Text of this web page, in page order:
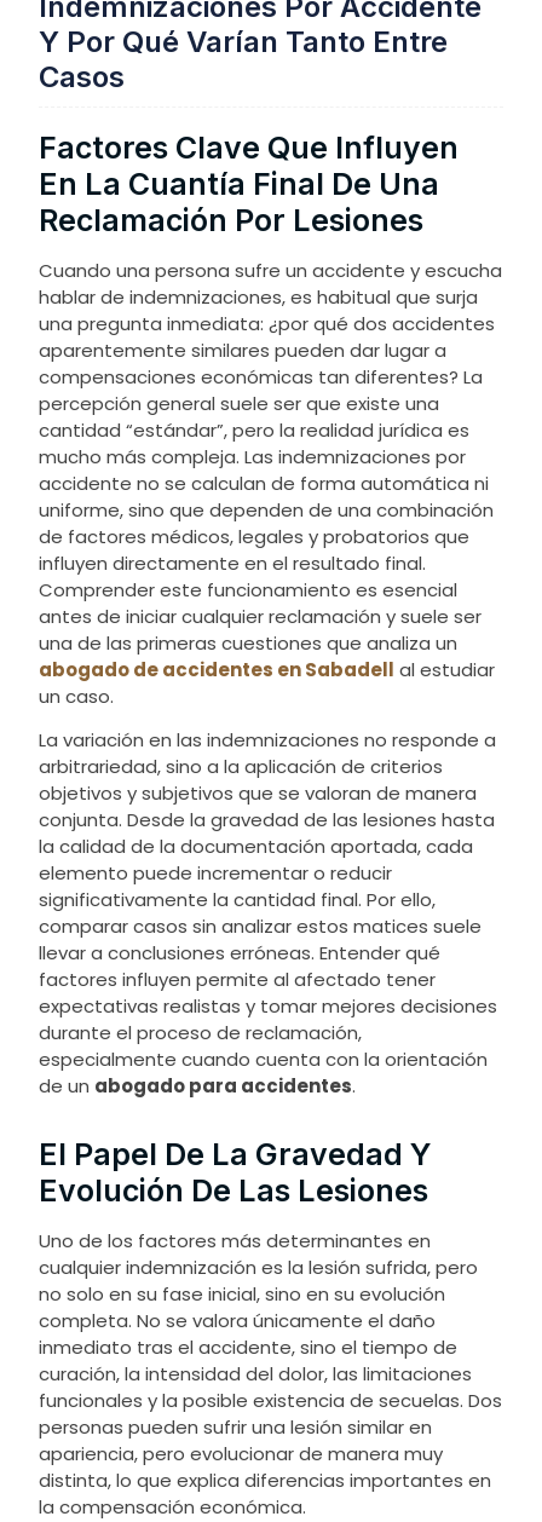
Y Por Qué Varían Tanto Entre
Casos
Factores Clave Que Influyen
En La Cuantía Final De Una
Reclamación Por Lesiones
Cuando una persona sufre un accidente y escucha
hablar de indemnizaciones, es habitual que surja
una pregunta inmediata: ¿por qué dos accidentes
aparentemente similares pueden dar lugar a
compensaciones económicas tan diferentes? La
percepción general suele ser que existe una
cantidad “estándar”, pero la realidad jurídica es
mucho más compleja. Las indemnizaciones por
accidente no se calculan de forma automática ni
uniforme, sino que dependen de una combinación
de factores médicos, legales y probatorios que
influyen directamente en el resultado final.
Comprender este funcionamiento es esencial
antes de iniciar cualquier reclamación y suele ser
una de las primeras cuestiones que analiza un
abogado de accidentes en Sabadell al estudiar
un caso.
La variación en las indemnizaciones no responde a
arbitrariedad, sino a la aplicación de criterios
objetivos y subjetivos que se valoran de manera
conjunta. Desde la gravedad de las lesiones hasta
la calidad de la documentación aportada, cada
elemento puede incrementar o reducir
significativamente la cantidad final. Por ello,
comparar casos sin analizar estos matices suele
llevar a conclusiones erróneas. Entender qué
factores influyen permite al afectado tener
expectativas realistas y tomar mejores decisiones
durante el proceso de reclamación,
especialmente cuando cuenta con la orientación
de un abogado para accidentes.
El Papel De La Gravedad Y
Evolución De Las Lesiones
Uno de los factores más determinantes en
cualquier indemnización es la lesión sufrida, pero
no solo en su fase inicial, sino en su evolución
completa. No se valora únicamente el daño
inmediato tras el accidente, sino el tiempo de
curación, la intensidad del dolor, las limitaciones
funcionales y la posible existencia de secuelas. Dos
personas pueden sufrir una lesión similar en
apariencia, pero evolucionar de manera muy
distinta, lo que explica diferencias importantes en
la compensación económica.